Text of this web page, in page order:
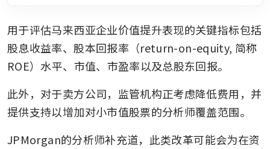
用于评估马来西亚企业价值提升表现的关键指标包括
股息收益率、股本回报率（return-on-equity, 简称
ROE）水平、市值、市盈率以及总股东回报。
此外，对于卖方公司，监管机构正考虑降低费用，并
提供支持以增加对小市值股票的分析师覆盖范围。
JPMorgan的分析师补充道，此类改革可能会为在资